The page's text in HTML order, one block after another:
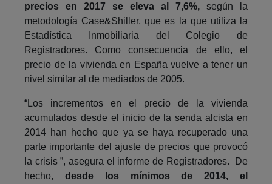
precios en 2017 se eleva al 7,6%, según la
metodología Case&Shiller, que es la que utiliza la
Estadística Inmobiliaria del Colegio de
Registradores. Como consecuencia de ello, el
precio de la vivienda en España vuelve a tener un
nivel similar al de mediados de 2005.
“Los incrementos en el precio de la vivienda
acumulados desde el inicio de la senda alcista en
2014 han hecho que ya se haya recuperado una
parte importante del ajuste de precios que provocó
la crisis ”, asegura el informe de Registradores. De
hecho, desde los mínimos de 2014, el